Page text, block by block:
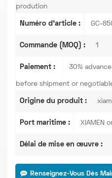
prodution
Numéro d'article : GC-
Commande (MOQ) : 1
Paiement : 30%
before shipment or
Origine du produit :
Port maritime : XIAMEN
Délai de mise en œuvre :
Renseignez-Vous Dès